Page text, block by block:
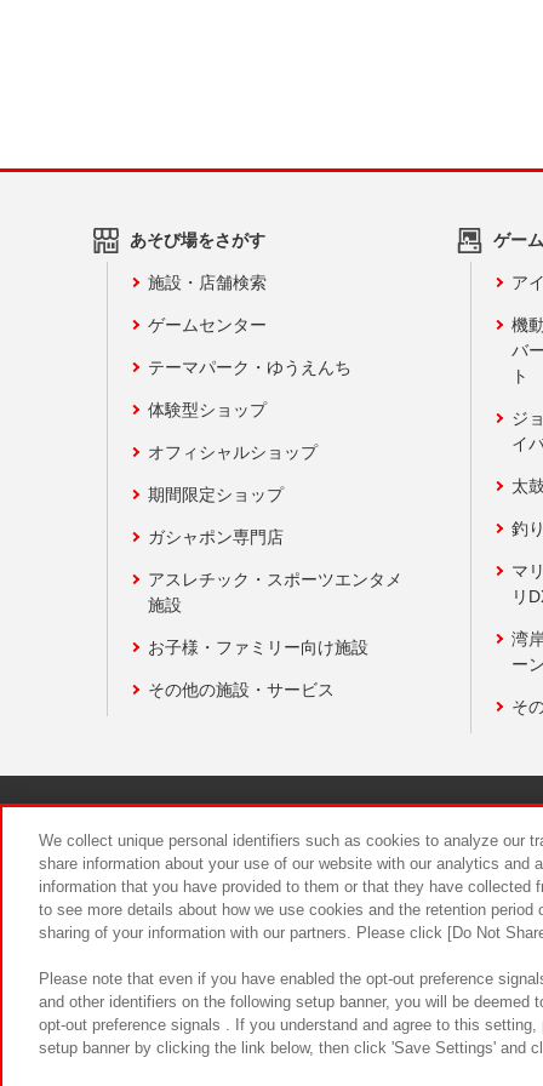
あそび場をさがす
施設・店舗検索
ゲームセンター
テーマパーク・ゆうえんち
体験型ショップ
オフィシャルショップ
期間限定ショップ
ガシャポン専門店
アスレチック・スポーツエンタメ
施設
お子様・ファミリー向け施設
その他の施設・サービス
ゲー
ア
機
バ
ト
ジ
イ
太
釣
マ
リ
湾
ー
そ
食品のご
We collect unique personal identifiers such as cookies to analyze our
share information about your use of our website with our analytics and
information that you have provided to them or that they have
to see more details about how we use cookies and the retention
sharing of your information with our partners. Please click [Do Not
Please note that even if you have enabled the opt-out preference
and other identifiers on the following setup banner, you will be
opt-out preference signals . If you understand and agree to this
setup banner by clicking the link below, then click 'Save Settings' and